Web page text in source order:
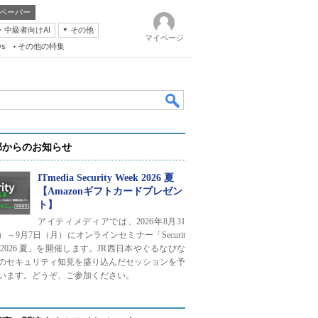
ーパー
中級者向けAI
その他
その他の特集
マイページ
らのお知らせ
ITmedia Security Week 2026 夏
【Amazonギフトカードプレゼン
ト】
アイティメディアでは、2026年8月31
～9月7日（月）にオンラインセミナー「Securit
2026 夏」を開催します。JR西日本やぐるなびな
セキュリティ知見を盛り込んだセッションを予
ます。どうぞ、ご参加ください。